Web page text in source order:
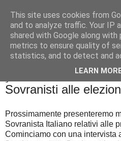
Badiale &
Sovranisti alle
Prossimamente presenteremo
Sovranista Italiano relativi alle
Cominciamo con una intervista
This site uses cookies from
and to analyze traffic. Your IP
shared with Google along
metrics to ensure quality of
statistics, and to detect and
LEARN